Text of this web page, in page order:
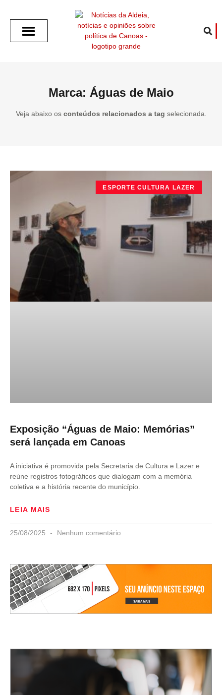
Marca: Águas de Maio
Veja abaixo os conteúdos relacionados a tag selecionada.
ESPORTE CULTURA LAZER
Exposição “Águas de Maio: Memórias”
será lançada em Canoas
A iniciativa é promovida pela Secretaria de Cultura e Lazer e
reúne registros fotográficos que dialogam com a memória
coletiva e a história recente do município.
LEIA MAIS
25/08/2025 Nenhum comentário